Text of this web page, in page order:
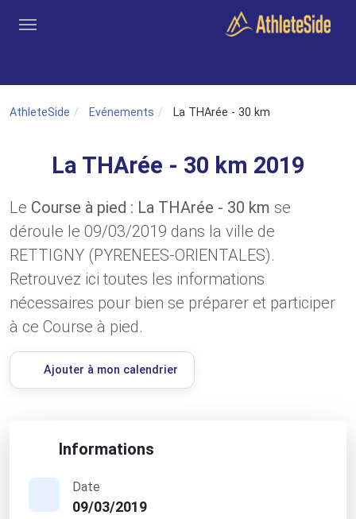
AthleteSide Evénements La THArée - 30 km
La THArée - 30 km 2019
Le Course à pied : La THArée - 30 km se
déroule le 09/03/2019 dans la ville de
RETTIGNY (PYRENEES-ORIENTALES).
Retrouvez ici toutes les informations
nécessaires pour bien se préparer et participer
à ce Course à pied.
Ajouter à mon calendrier
Informations
Date
09/03/2019